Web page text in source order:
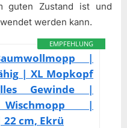
guten Zustand ist und
werden kann.
EMPFEHLUNG
|
| XL Mopkopf
Gewinde |
|
cm, Ekrü